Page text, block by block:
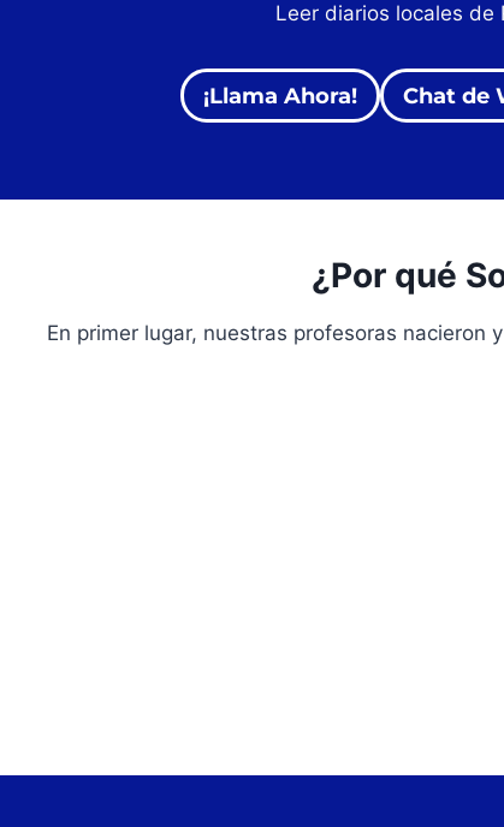
Leer diarios locales de
¡Llama Ahora! Chat de
¿Por qué
En primer lugar, nuestras profesoras nacieron